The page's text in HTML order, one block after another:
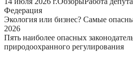
Федерация
Экология или бизнес? Самые
2026
Пять наиболее опасных
природоохранного регулирования